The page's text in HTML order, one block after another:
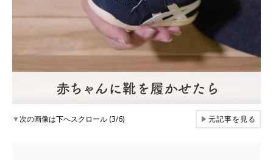
▼次の画像は下へスクロール (3/6) ▶元記事を見る